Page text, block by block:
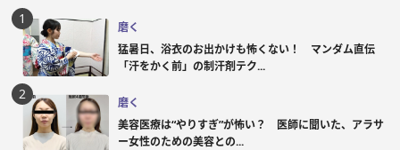
磨く
猛暑日、浴衣のお出かけも怖くない！ マンダム直伝
「汗をかく前」の制汗剤テク...
磨く
美容医療は“やりすぎ”が怖い？ 医師に聞いた、アラサ
ー女性のための美容との...